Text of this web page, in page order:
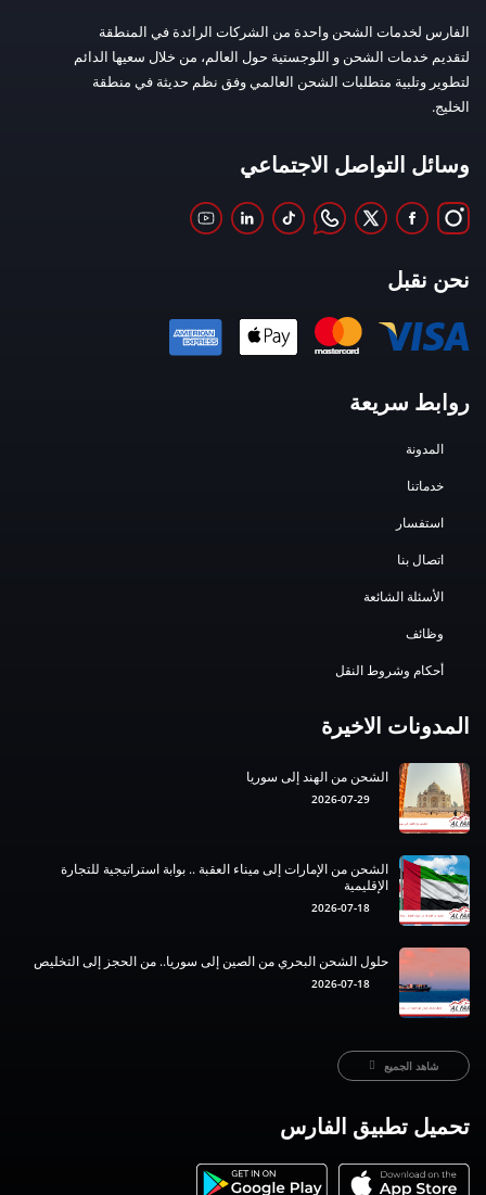
الفارس لخدمات الشحن واحدة من الشركات الرائدة في المنطقة
لتقديم خدمات الشحن و اللوجستية حول العالم، من خلال سعيها الدائم
لتطوير وتلبية متطلبات الشحن العالمي وفق نظم حديثة في منطقة
الخليج.
وسائل التواصل الاجتماعي
نحن نقبل
روابط سريعة
المدونة
خدماتنا
استفسار
اتصال بنا
الأسئلة الشائعة
وظائف
أحكام وشروط النقل
المدونات الاخيرة
الشحن من الهند إلى سوريا
2026-07-29
الشحن من الإمارات إلى ميناء العقبة .. بوابة استراتيجية للتجارة
الإقليمية
2026-07-18
حلول الشحن البحري من الصين إلى سوريا.. من الحجز إلى التخليص
2026-07-18
شاهد الجميع
تحميل تطبيق الفارس